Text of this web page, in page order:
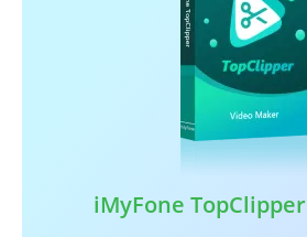
iMyFone TopClipper